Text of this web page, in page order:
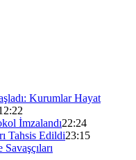
Kurumlar Hayat
İmzalandı22:24
Tahsis Edildi23:15